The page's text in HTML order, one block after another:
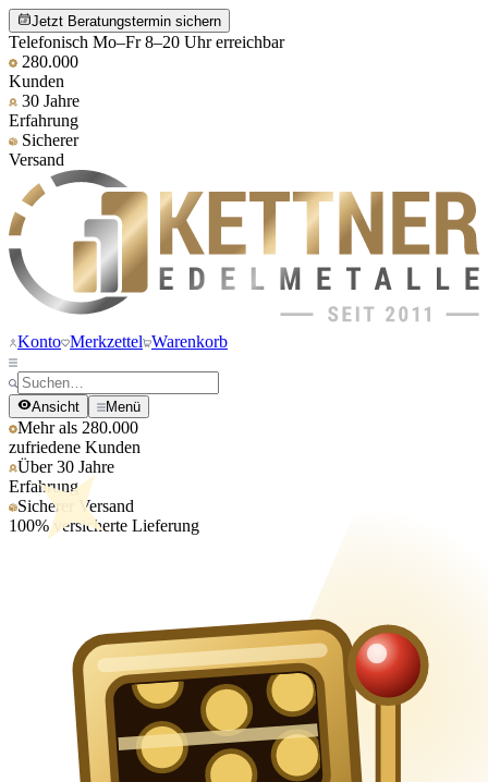
Jetzt Beratungstermin sichern
Telefonisch Mo–Fr 8–20 Uhr erreichbar
280.000
Kunden
30 Jahre
Erfahrung
Sicherer
Versand
Konto Merkzettel Warenkorb
Ansicht Menü
Mehr als 280.000
zufriedene Kunden
Über 30 Jahre
Erfahrung
Sicherer Versand
100% versicherte Lieferung